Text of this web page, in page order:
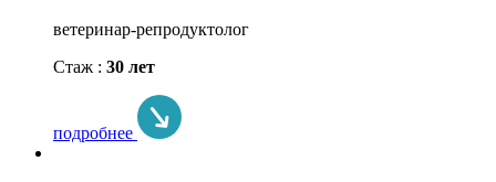
ветеринар-репродуктолог
Стаж : 30 лет
подробнее